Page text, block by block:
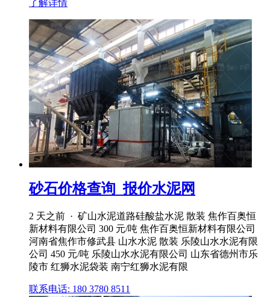
了解详情
砂石价格查询_报价水泥网
2 天之前 · 矿山水泥道路硅酸盐水泥 散装 焦作百奥恒
新材料有限公司 300 元/吨 焦作百奥恒新材料有限公司
河南省焦作市修武县 山水水泥 散装 乐陵山水水泥有限
公司 450 元/吨 乐陵山水水泥有限公司 山东省德州市乐
陵市 红狮水泥袋装 南宁红狮水泥有限
联系电话: 180 3780 8511